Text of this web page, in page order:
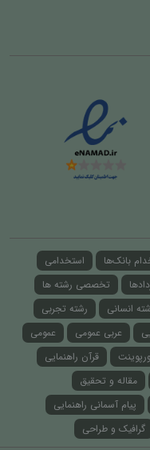
بانک‌ها
استخدامی
تخصصی رشته ها
انسانی
رشته تجربی
عربی عمومی
عمومی
قرآن راهنمایی
مقاله و تحقیق
پیام آسمانی راهنمایی
گرافیک و طراحی